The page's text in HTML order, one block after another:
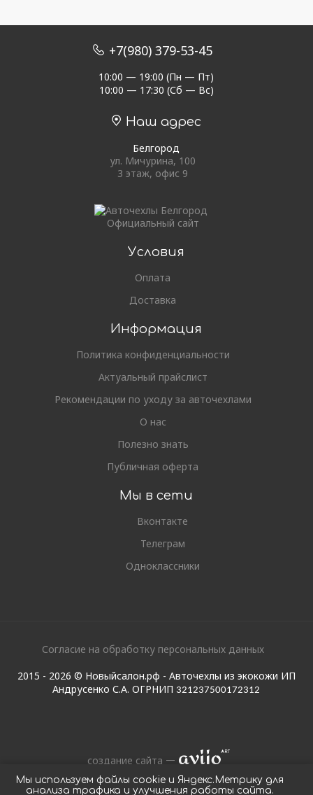
+7(980) 379-53-45
10:00 — 19:00 (Пн — Пт)
10:00 — 17:30 (Сб — Вс)
Наш адрес
Белгород
ул. Мичурина, 100
3 этаж, офис 9
Официальный сайт
Условия
Оплата
Доставка
Информация
Политика конфиденциальности
Актуальный прайслист
Рекомендации по уходу за авточехлами
О нас
Полезно знать
Публичная оферта
Мы в сети
Вконтакте
Телеграм
Одноклассники
Согласие на обработку персональных данных
2015 - 2026 © Новыйсалон.рф - Авточехлы из экокожи ИП
Андрусенко С.А. ОГРНИП 321237500172312
создание сайта
Мы используем файлы cookie и Яндекс.Метрику для
анализа трафика и улучшения работы сайта.